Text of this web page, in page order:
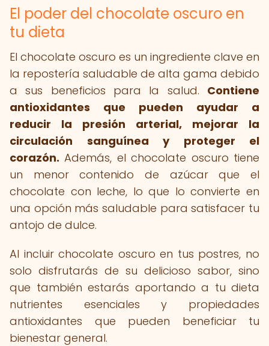
El poder del chocolate oscuro en
tu dieta
El chocolate oscuro es un ingrediente clave en
la repostería saludable de alta gama debido
a sus beneficios para la salud. Contiene
antioxidantes que pueden ayudar a
reducir la presión arterial, mejorar la
circulación sanguínea y proteger el
corazón. Además, el chocolate oscuro tiene
un menor contenido de azúcar que el
chocolate con leche, lo que lo convierte en
una opción más saludable para satisfacer tu
antojo de dulce.
Al incluir chocolate oscuro en tus postres, no
solo disfrutarás de su delicioso sabor, sino
que también estarás aportando a tu dieta
nutrientes esenciales y propiedades
antioxidantes que pueden beneficiar tu
bienestar general.